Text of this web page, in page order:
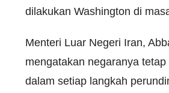
dilakukan Washington di
Menteri Luar Negeri Iran,
mengatakan negaranya tetap
dalam setiap langkah